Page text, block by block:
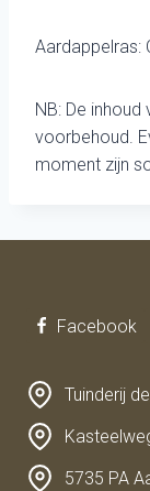
Aardappelras:
NB: De
voorbehoud.
moment zijn
Facebook
Tuinderij
5735 PA